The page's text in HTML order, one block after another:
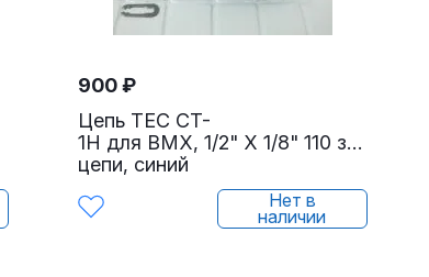
Цепь TEC CT-
1H для BMX, 1/2" X 1/8" 110 звеньев,
цепи, синий
900₽
Нет в
наличии